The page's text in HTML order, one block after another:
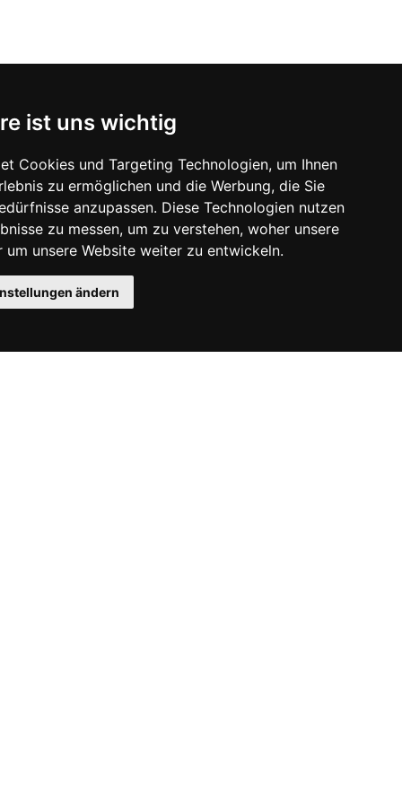
ist uns wichtig
Cookies und Targeting Technologien, um Ihnen
zu ermöglichen und die Werbung, die Sie
anzupassen. Diese Technologien nutzen
zu messen, um zu verstehen, woher unsere
um unsere Website weiter zu entwickeln.
ändern